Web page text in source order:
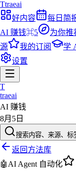
Ttraeai
好内容
每日简
AI 赚钱⌘5 为你推
源
我的订阅
学
设置
T
traeai
AI 赚钱
8月5日
搜索内容、来源、标
返回方法库
🤖 AI Agent 自动化